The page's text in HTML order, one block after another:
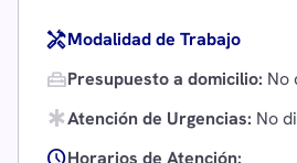
handymanModalidad de Trabajo
home_repair_servicePresupuesto a domicilio: No
emergencyAtención de Urgencias: No
Horarios de Atención: